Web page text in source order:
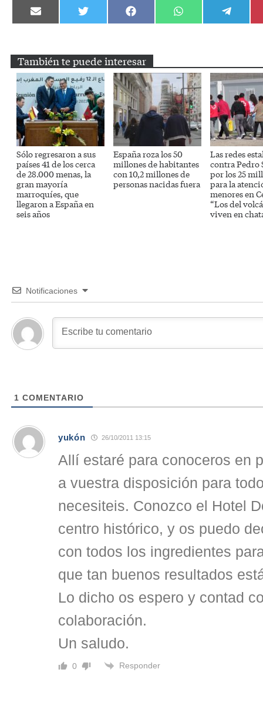
Compartir
en
Compartir
en
Compartir
en
Compartir
en
Compartir
en
También te puede interesar
Sólo regresaron a sus
países 41 de los cerca
de 28.000 menas, la
gran mayoría
marroquíes, que
llegaron a España en
seis años
España roza los 50
millones de habitantes
con 10,2 millones de
personas nacidas fuera
Las redes
contra Pedro
por los 25
para la
menores en
“Los del
viven en
Notificaciones
1 COMENTARIO
yukón 26/10/2011 13:15
Allí estaré para conoceros en
a vuestra disposición para
necesiteis. Conozco el Hotel
centro histórico, y os puedo
con todos los ingredientes
que tan buenos resultados
Lo dicho os espero y contad
colaboración.
Un saludo.
0 Responder